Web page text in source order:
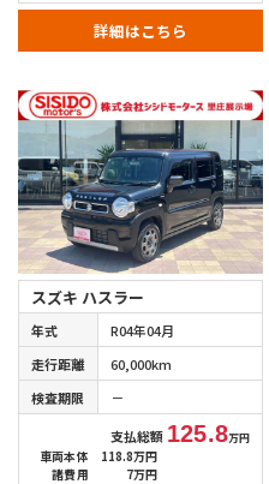
詳細はこちら
スズキ ハスラー
年式
R04年04月
走行距離
60,000km
検査期限
－
支払総額 125.8万円
車両本体
118.8万円
諸費用
7万円